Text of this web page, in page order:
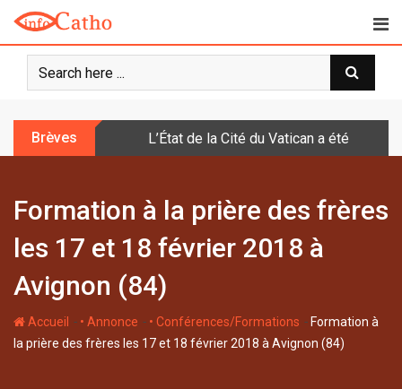
o
Brèves L’État de la Cité du Vatican a été doté
Formation à la prière des frères
les 17 et 18 février 2018 à
Avignon (84)
Accueil - • Annonce - • Conférences/Formations - Formation à
la prière des frères les 17 et 18 février 2018 à Avignon (84)